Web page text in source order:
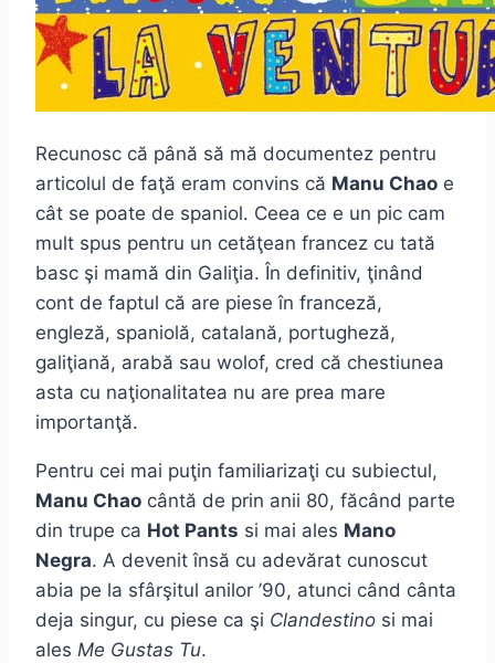
Recunosc că până să mă documentez pentru
articolul de faţă eram convins că Manu Chao e
cât se poate de spaniol. Ceea ce e un pic cam
mult spus pentru un cetăţean francez cu tată
basc şi mamă din Galiţia. În definitiv, ţinând
cont de faptul că are piese în franceză,
engleză, spaniolă, catalană, portugheză,
galiţiană, arabă sau wolof, cred că chestiunea
asta cu naţionalitatea nu are prea mare
importanţă.
Pentru cei mai puţin familiarizaţi cu subiectul,
Manu Chao cântă de prin anii 80, făcând parte
din trupe ca Hot Pants si mai ales Mano
Negra. A devenit însă cu adevărat cunoscut
abia pe la sfârşitul anilor ’90, atunci când cânta
deja singur, cu piese ca şi Clandestino si mai
ales Me Gustas Tu.